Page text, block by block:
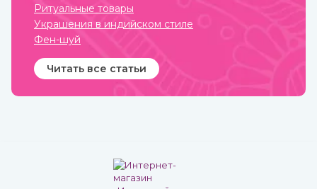
Ритуальные товары
Украшения в индийском стиле
Фен-шуй
Читать все статьи